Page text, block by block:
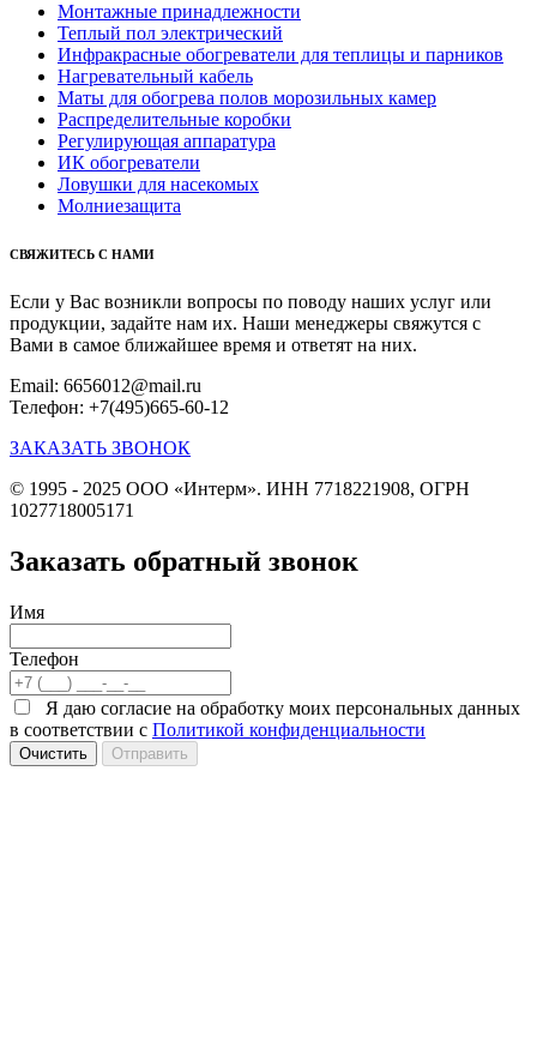
Монтажные принадлежности
Теплый пол электрический
Инфракрасные обогреватели для теплицы и парников
Нагревательный кабель
Маты для обогрева полов морозильных камер
Распределительные коробки
Регулирующая аппаратура
ИК обогреватели
Ловушки для насекомых
Молниезащита
СВЯЖИТЕСЬ С НАМИ
Если у Вас возникли вопросы по поводу наших услуг или
продукции, задайте нам их. Наши менеджеры свяжутся с
Вами в самое ближайшее время и ответят на них.
Email: 6656012@mail.ru
Телефон: +7(495)665-60-12
ЗАКАЗАТЬ ЗВОНОК
© 1995 - 2025 ООО «Интерм». ИНН 7718221908, ОГРН
1027718005171
Заказать обратный звонок
Имя
Телефон
Я даю согласие на обработку моих персональных данных
в соответствии с Политикой конфиденциальности
Очистить Отправить